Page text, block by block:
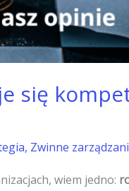
się
, Zwinne
wiem jedno: